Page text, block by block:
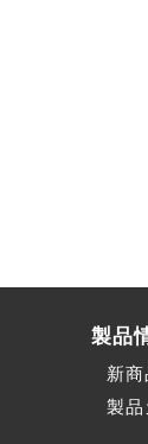
製品
新商
製品